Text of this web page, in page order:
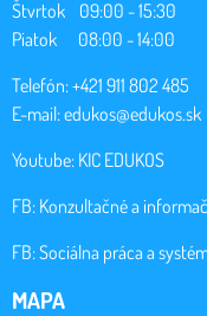
Štvrtok 09:00 - 15:30
Piatok 08:00 - 14:00
Telefón: +421 911 802 485
E-mail:edukos@edukos.sk
Youtube: KIC EDUKOS
FB: Konzultačné a
FB:Sociálna práca a
MAPA